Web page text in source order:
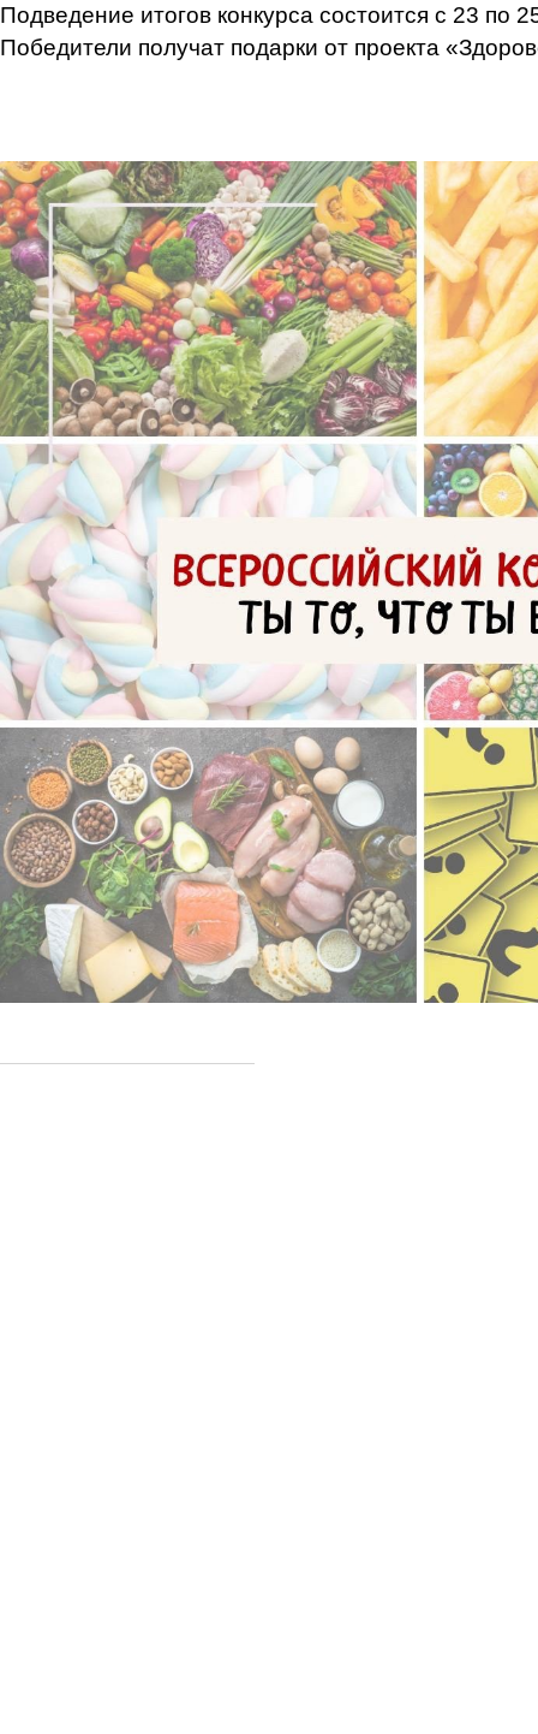
Подведение итогов конкурса состоится с 23 по
Победители получат подарки от проекта